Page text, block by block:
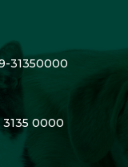
31350000
3135 0000